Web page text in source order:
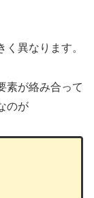
異なります。
素が絡み合って
のが